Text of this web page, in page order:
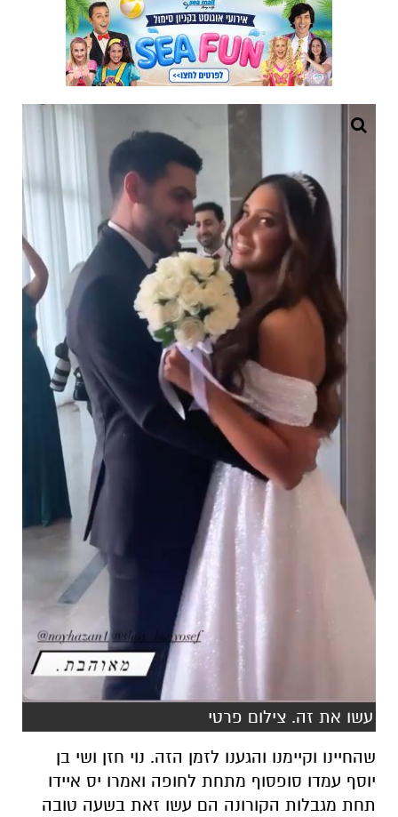
עשו את זה. צילום פרטי
שהחיינו וקיימנו והגענו לזמן הזה. נוי חזן ושי בן
יוסף עמדו סופסוף מתחת לחופה ואמרו יס איידו
תחת מגבלות הקורונה הם עשו זאת בשעה טובה